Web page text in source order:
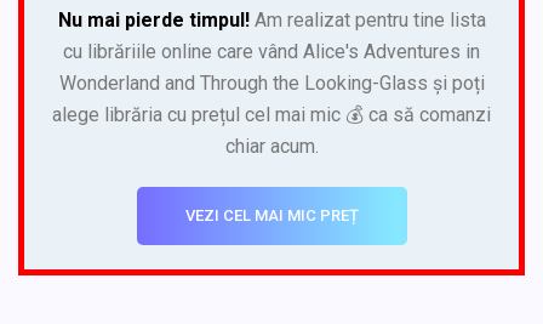
Nu mai pierde timpul!Am realizat pentru tine lista
cu librăriile online care vând Alice's Adventures in
Wonderland and Through the Looking-Glass și poți
alege librăria cu prețul cel mai mic 💰 ca să comanzi
chiar acum.
VEZI CEL MAI MIC PREȚ